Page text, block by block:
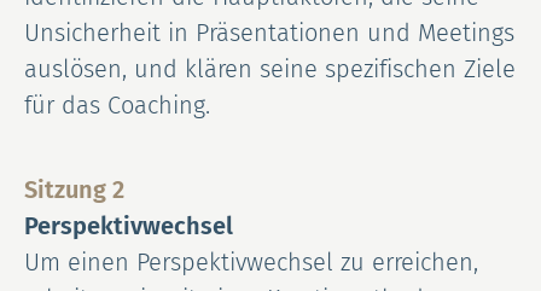
Unsicherheit in Präsentationen und Meetings
auslösen, und klären seine spezifischen Ziele
für das Coaching.
Sitzung 2
Perspektivwechsel
Um einen Perspektivwechsel zu erreichen,